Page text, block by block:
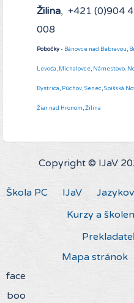
Žilina, +421 (0)904
008
Pobočky- Bánovce nad Bebravou,
Levoča, Michalovce, Námestovo.
Bystrica, Púchov,Senec,Spišská
Žiar nad Hronom,Žilina
Copyright © IJaV
Škola PC IJaV
Kurzy a
Mapa stránok
face
boo